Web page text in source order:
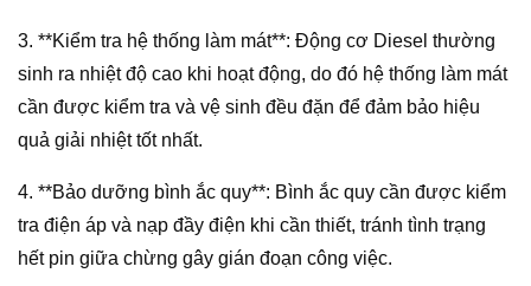
3. **Kiểm tra hệ thống làm mát**: Động cơ Diesel thường
sinh ra nhiệt độ cao khi hoạt động, do đó hệ thống làm mát
cần được kiểm tra và vệ sinh đều đặn để đảm bảo hiệu
quả giải nhiệt tốt nhất.
4. **Bảo dưỡng bình ắc quy**: Bình ắc quy cần được kiểm
tra điện áp và nạp đầy điện khi cần thiết, tránh tình trạng
hết pin giữa chừng gây gián đoạn công việc.